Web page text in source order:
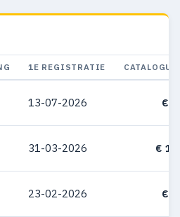
1E REGISTRATIE
13-07-2026 €
31-03-2026 €
23-02-2026 €